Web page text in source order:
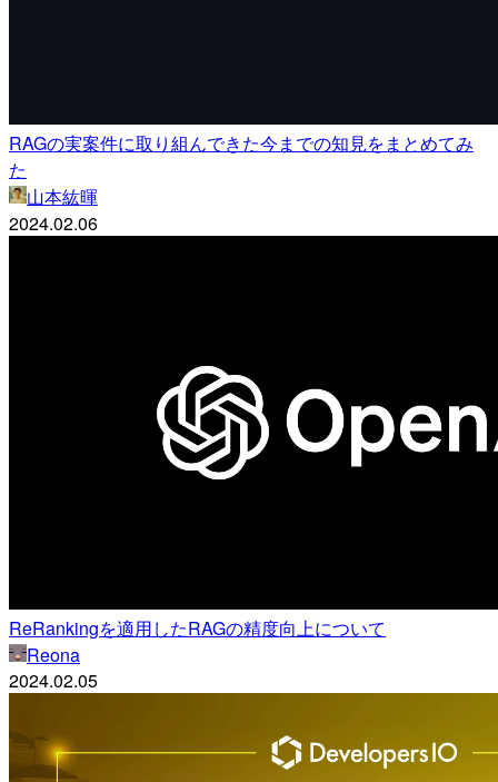
RAGの実案件に取り組んできた今までの知見をまとめてみ
た
山本紘暉
2024.02.06
ReRankingを適用したRAGの精度向上について
Reona
2024.02.05